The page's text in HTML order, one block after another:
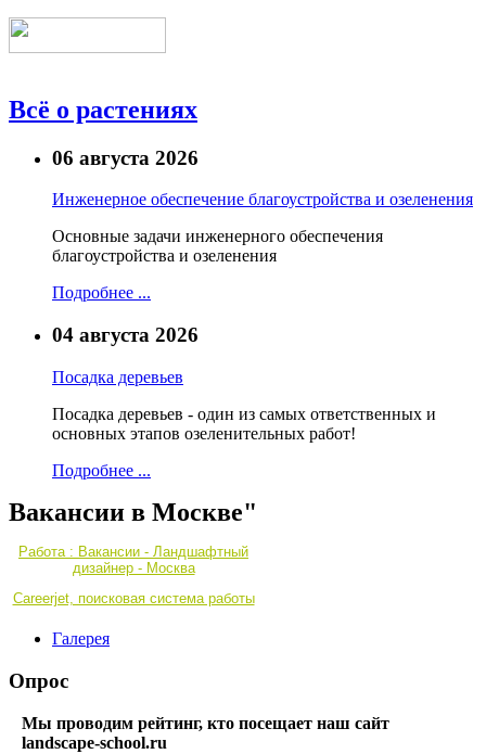
Всё о растениях
06 августа 2026
Инженерное обеспечение благоустройства и озеленения
Основные задачи инженерного обеспечения
благоустройства и озеленения
Подробнее ...
04 августа 2026
Посадка деревьев
Посадка деревьев - один из самых ответственных и
основных этапов озеленительных работ!
Подробнее ...
Вакансии в Москве"
Работа : Вакансии - Ландшафтный
дизайнер - Москва
Careerjet, поисковая система работы
Галерея
Опрос
Мы проводим рейтинг, кто посещает наш сайт
landscape-school.ru